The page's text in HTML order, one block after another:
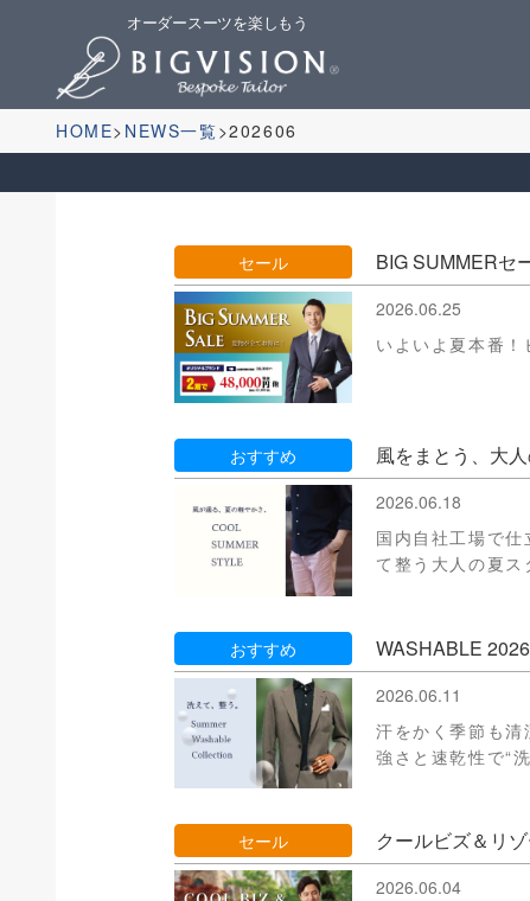
オーダースーツを楽しもう
HOME NEWS一覧 202606
セール BIG SUMMERセ
2026.06.25
いよいよ夏本番
おすすめ 風をまとう、大
2026.06.18
国内自社工場で
て整う大人の夏
おすすめ WASHABLE 2026
2026.06.11
汗をかく季節も
強さと速乾性で“
セール クールビズ＆リ
2026.06.04